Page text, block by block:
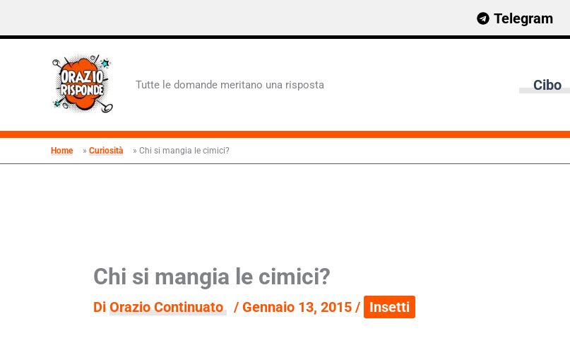
contenuto
Telegram
Tutte le domande meritano una risposta Cibo
Home Curiosità Chi si mangia le cimici?
Chi si mangia le cimici?
Di Orazio Continuato / Gennaio 13, 2015 / Insetti